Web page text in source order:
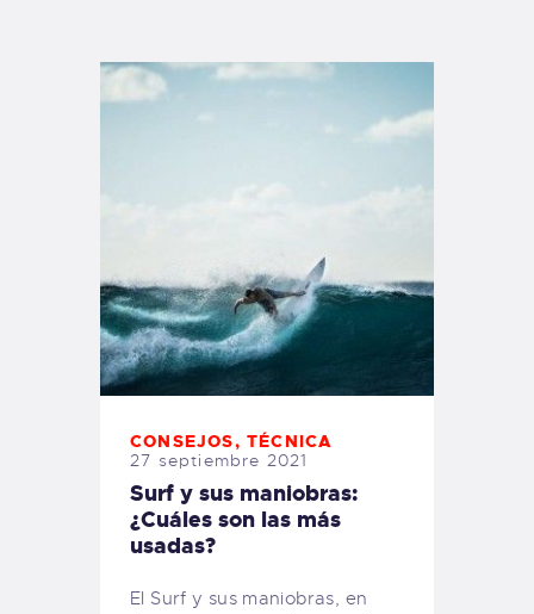
PEDIDOS
CONSEJOS,TÉCNICA
27 septiembre 2021
Surf y sus maniobras:
¿Cuáles son las más
usadas?
El Surf y sus maniobras, en